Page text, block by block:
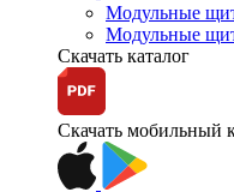
Модульные
Модульные
Скачать каталог
Скачать мобильный